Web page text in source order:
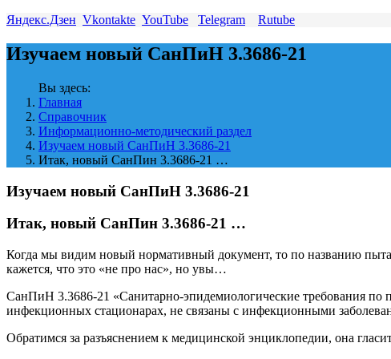
Яндекс.Дзен Vkontakte YouTube Telegram Rutube
Изучаем новый СанПиН 3.3686-21
Вы здесь:
Главная
Справочник
Информационно-методический раздел
Изучаем новый СанПиН 3.3686-21
Итак, новый СанПин 3.3686-21 …
Изучаем новый СанПиН 3.3686-21
Итак, новый СанПин 3.3686-21 …
Когда мы видим новый нормативный документ, то по названию
кажется, что это «не про нас», но увы…
СанПиН 3.3686-21 «Санитарно-эпидемиологические требования
инфекционных стационарах, не связаны с инфекционными
Обратимся за разъяснением к медицинской энциклопедии, она